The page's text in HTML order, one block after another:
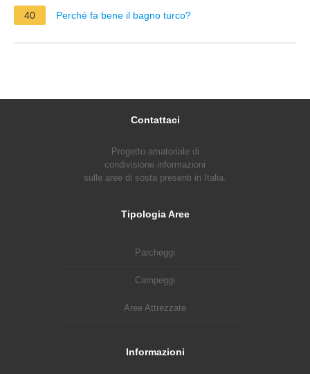
40 Perché fa bene il bagno turco?
Contattaci
Progetto amatoriale di
condivisione informazioni
sulle aree di sosta presenti in Italia.
Tipologia Aree
Parcheggi
Campeggi
Aree Attrezzate
Informazioni